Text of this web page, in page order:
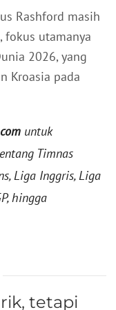
Rashford masih
fokus utamanya
2026, yang
Kroasia pada
untuk
Timnas
Liga Inggris, Liga
hingga
tetapi